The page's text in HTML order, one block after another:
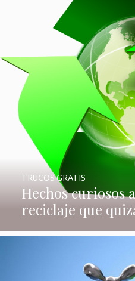
Hechos curiosos
reciclaje que
TRUCOS GRATIS